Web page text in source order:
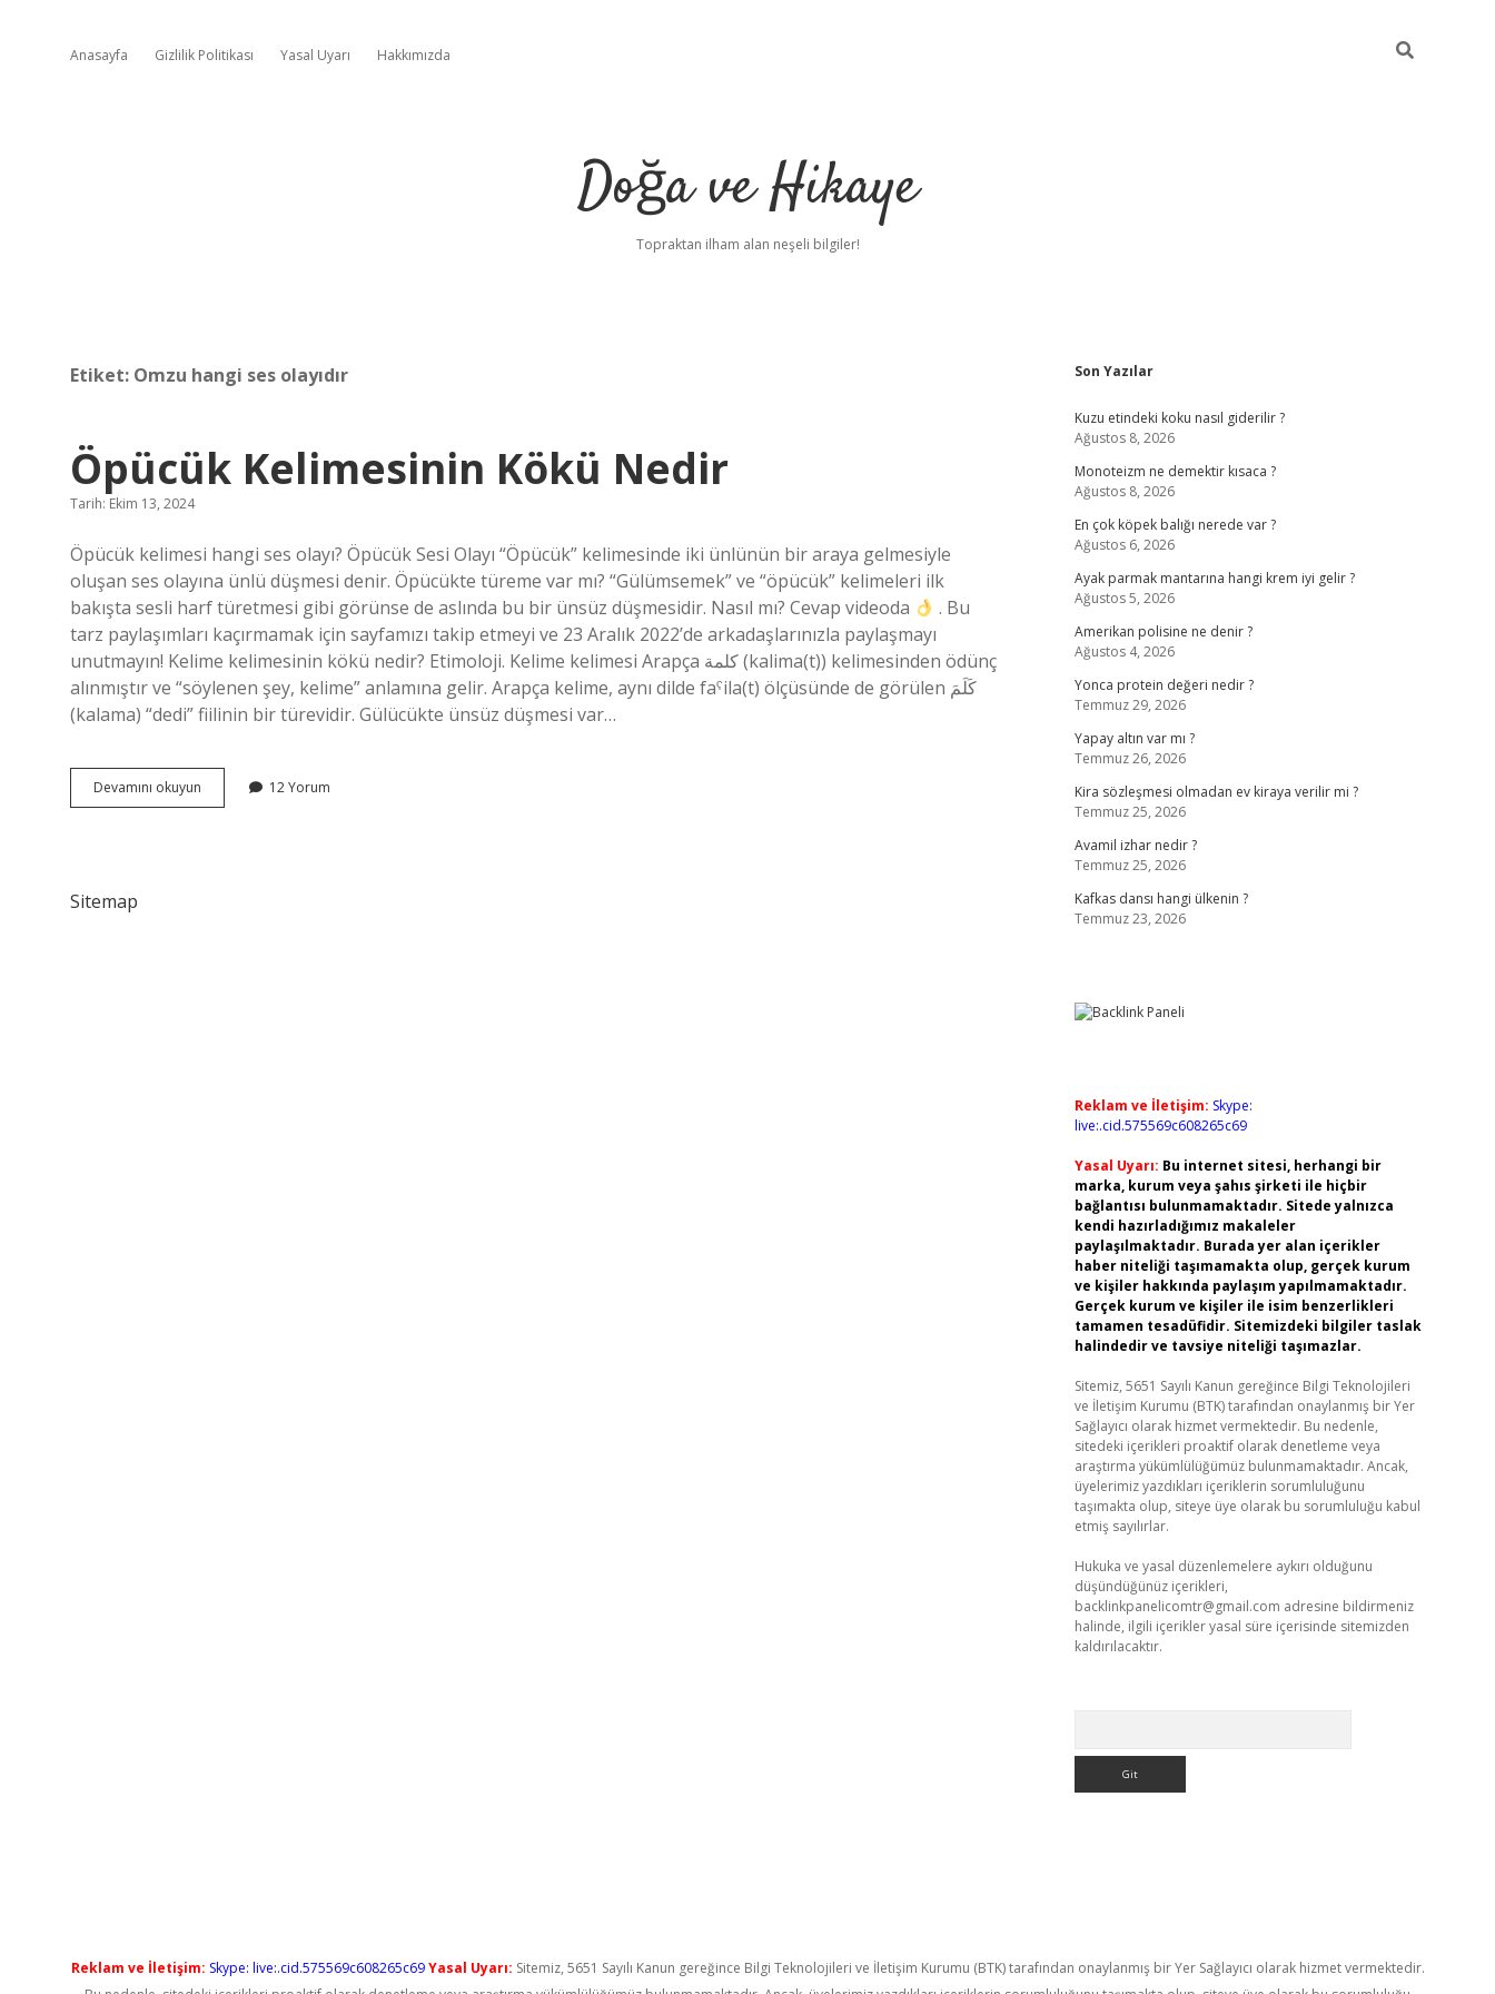
Anasayfa Gizlilik Politikası Yasal Uyarı Hakkımızda
Doğa ve Hikaye
Topraktan ilham alan neşeli bilgiler!
Etiket: Omzu hangi ses olayıdır
Öpücük Kelimesinin Kökü Nedir
Tarih: Ekim 13, 2024
Öpücük kelimesi hangi ses olayı? Öpücük Sesi Olayı “Öpücük” kelimesinde iki ünlünün bir araya gelmesiyle
oluşan ses olayına ünlü düşmesi denir. Öpücükte türeme var mı? “Gülümsemek” ve “öpücük” kelimeleri ilk
bakışta sesli harf türetmesi gibi görünse de aslında bu bir ünsüz düşmesidir. Nasıl mı? Cevap videoda
. Bu
tarz paylaşımları kaçırmamak için sayfamızı takip etmeyi ve 23 Aralık 2022’de arkadaşlarınızla paylaşmayı
unutmayın! Kelime kelimesinin kökü nedir? Etimoloji. Kelime kelimesi Arapça كلمة (kalima(t)) kelimesinden ödünç
alınmıştır ve “söylenen şey, kelime” anlamına gelir. Arapça kelime, aynı dilde faˁila(t) ölçüsünde de görülen كَلَمَ
(kalama) “dedi” fiilinin bir türevidir. Gülücükte ünsüz düşmesi var…
Devamını okuyun
Kelimesinin
12 Yorum
Sitemap
Sidebar
Son Yazılar
Kuzu etindeki koku nasıl giderilir ?
Ağustos 8, 2026
Monoteizm ne demektir kısaca ?
Ağustos 8, 2026
En çok köpek balığı nerede var ?
Ağustos 6, 2026
Ayak parmak mantarına hangi krem iyi gelir ?
Ağustos 5, 2026
Amerikan polisine ne denir ?
Ağustos 4, 2026
Yonca protein değeri nedir ?
Temmuz 29, 2026
Yapay altın var mı ?
Temmuz 26, 2026
Kira sözleşmesi olmadan ev kiraya verilir mi ?
Temmuz 25, 2026
Avamil izhar nedir ?
Temmuz 25, 2026
Kafkas dansı hangi ülkenin ?
Temmuz 23, 2026
Reklam ve İletişim: Skype:
live:.cid.575569c608265c69
Yasal Uyarı: Bu internet sitesi, herhangi bir
marka, kurum veya şahıs şirketi ile hiçbir
bağlantısı bulunmamaktadır. Sitede yalnızca
kendi hazırladığımız makaleler
paylaşılmaktadır. Burada yer alan içerikler
haber niteliği taşımamakta olup, gerçek kurum
ve kişiler hakkında paylaşım yapılmamaktadır.
Gerçek kurum ve kişiler ile isim benzerlikleri
tamamen tesadüfidir. Sitemizdeki bilgiler taslak
halindedir ve tavsiye niteliği taşımazlar.
Sitemiz, 5651 Sayılı Kanun gereğince Bilgi Teknolojileri
ve İletişim Kurumu (BTK) tarafından onaylanmış bir Yer
Sağlayıcı olarak hizmet vermektedir. Bu nedenle,
sitedeki içerikleri proaktif olarak denetleme veya
araştırma yükümlülüğümüz bulunmamaktadır. Ancak,
üyelerimiz yazdıkları içeriklerin sorumluluğunu
taşımakta olup, siteye üye olarak bu sorumluluğu kabul
etmiş sayılırlar.
Hukuka ve yasal düzenlemelere aykırı olduğunu
düşündüğünüz içerikleri,
backlinkpanelicomtr@gmail.com adresine bildirmeniz
halinde, ilgili içerikler yasal süre içerisinde sitemizden
kaldırılacaktır.
Reklam ve İletişim: Skype: live:.cid.575569c608265c69 Yasal Uyarı: Sitemiz, 5651 Sayılı Kanun gereğince Bilgi Teknolojileri ve İletişim Kurumu (BTK) tarafından onaylanmış bir Yer Sağlayıcı olarak hizmet vermektedir.